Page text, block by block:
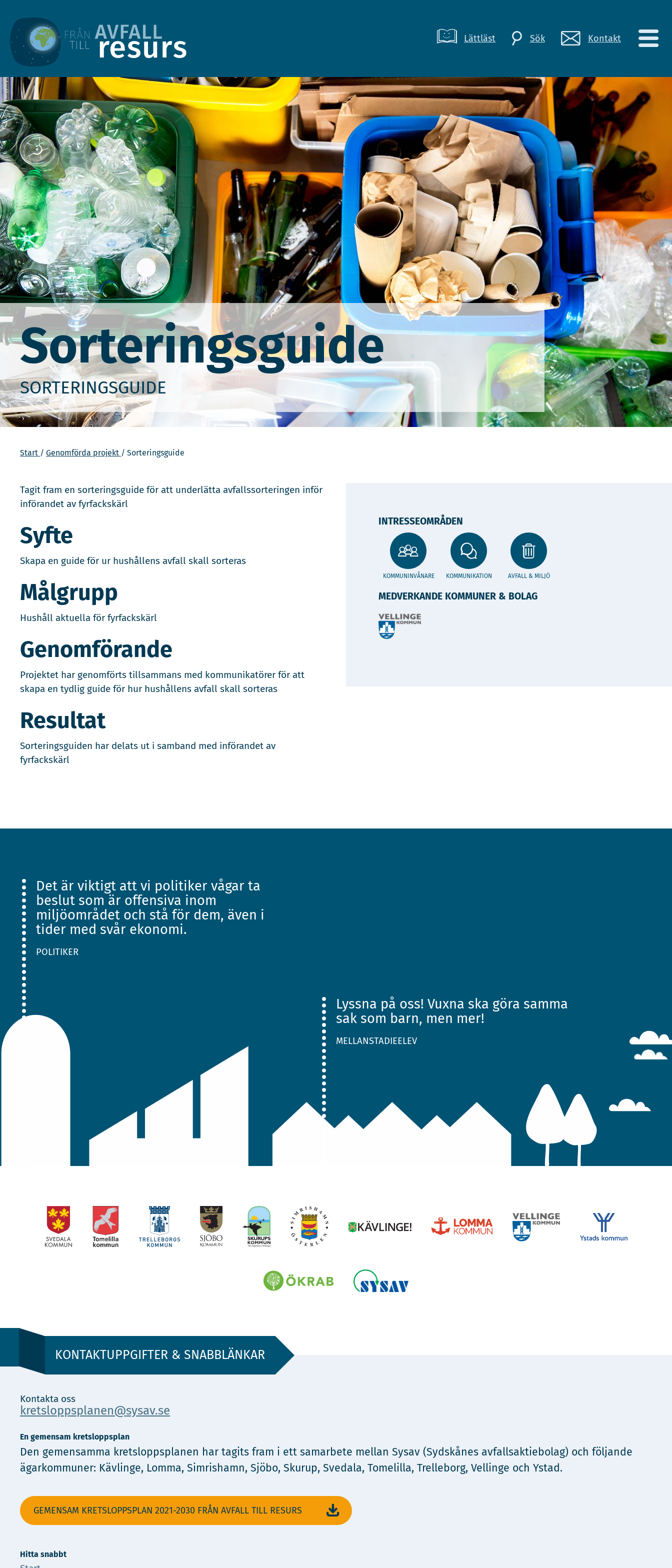
Lättläst Sök Kontakt
Sorteringsguide
SORTERINGSGUIDE
Start Genomförda projekt Sorteringsguide
INTRESSEOMRÅDEN
KOMMUNINVÅNARE KOMMUNIKATION AVFALL & MILJÖ
MEDVERKANDE KOMMUNER & BOLAG
Tagit fram en sorteringsguide för att underlätta avfallssorteringen inför
införandet av fyrfackskärl
Syfte
Skapa en guide för ur hushållens avfall skall sorteras
Målgrupp
Hushåll aktuella för fyrfackskärl
Genomförande
Projektet har genomförts tillsammans med kommunikatörer för att
skapa en tydlig guide för hur hushållens avfall skall sorteras
Resultat
Sorteringsguiden har delats ut i samband med införandet av
fyrfackskärl
Det är viktigt att vi politiker vågar ta
beslut som är offensiva inom
miljöområdet och stå för dem, även i
tider med svår ekonomi.
POLITIKER
Lyssna på oss! Vuxna ska göra samma
sak som barn, men mer!
MELLANSTADIEELEV
KONTAKTUPPGIFTER & SNABBLÄNKAR
Kontakta oss
kretsloppsplanen@sysav.se
En gemensam kretsloppsplan
Den gemensamma kretsloppsplanen har tagits fram i ett samarbete mellan Sysav (Sydskånes avfallsaktiebolag) och följande
ägarkommuner: Kävlinge, Lomma, Simrishamn, Sjöbo, Skurup, Svedala, Tomelilla, Trelleborg, Vellinge och Ystad.
GEMENSAM KRETSLOPPSPLAN 2021-2030 FRÅN AVFALL TILL RESURS
Hitta snabbt